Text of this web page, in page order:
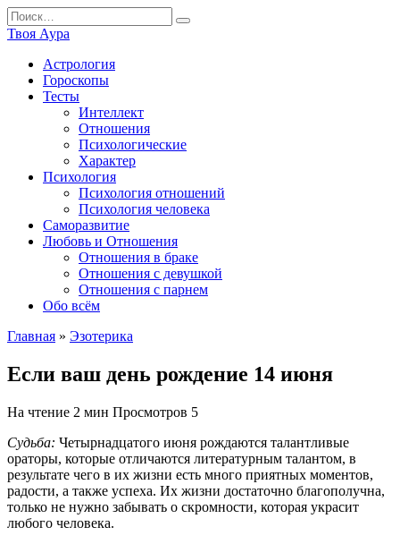
Перейти
к
содержанию
Search
for:
Твоя Аура
Астрология
Гороскопы
Тесты
Интеллект
Отношения
Психологические
Характер
Психология
Психология отношений
Психология человека
Саморазвитие
Любовь и Отношения
Отношения в браке
Отношения с девушкой
Отношения с парнем
Обо всём
Главная » Эзотерика
Если ваш день рождение 14 июня
На чтение 2 мин Просмотров 5
Судьба: Четырнадцатого июня рождаются талантливые
ораторы, которые отличаются литературным талантом, в
результате чего в их жизни есть много приятных моментов,
радости, а также успеха. Их жизни достаточно благополучна,
только не нужно забывать о скромности, которая украсит
любого человека.